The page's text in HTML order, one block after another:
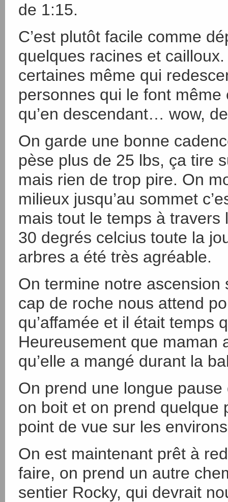
de 1:15.
C’est plutôt facile comme
quelques racines et
certaines même qui
personnes qui le font
qu’en descendant… wow,
On garde une bonne
pèse plus de 25 lbs, ça tire
mais rien de trop pire. On
milieux jusqu’au sommet
mais tout le temps à travers
30 degrés celcius toute la
arbres a été très agréable.
On termine notre
cap de roche nous attend
qu’affamée et il était temps
Heureusement que maman
qu’elle a mangé durant la
On prend une longue
on boit et on prend quelque
point de vue sur les
On est maintenant prêt à
faire, on prend un autre
sentier Rocky, qui devrait